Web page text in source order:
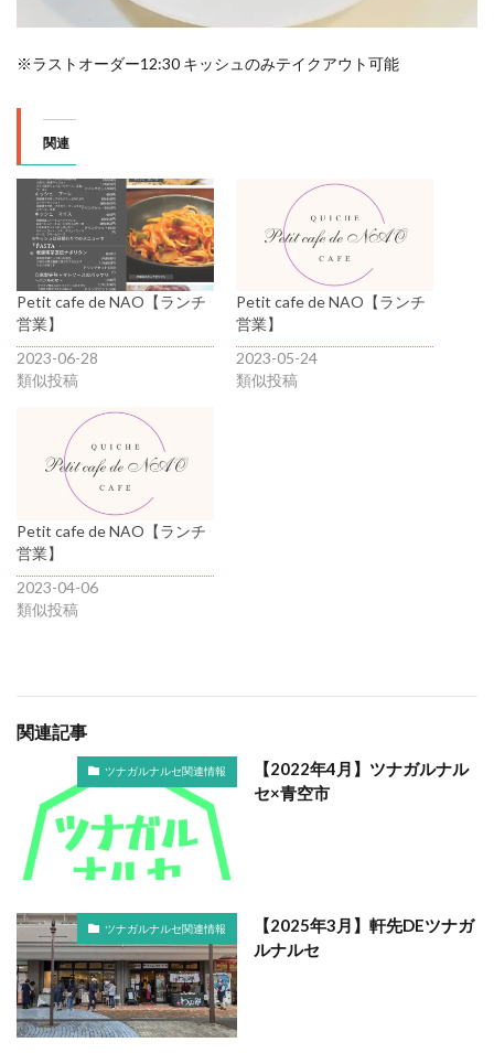
※ラストオーダー12:30 キッシュのみテイクアウト可能
関連
Petit cafe de NAO【ランチ
営業】
2023-06-28
類似投稿
Petit cafe de NAO【ランチ
営業】
2023-05-24
類似投稿
Petit cafe de NAO【ランチ
営業】
2023-04-06
類似投稿
関連記事
ツナガルナルセ関連情報
【2022年4月】ツナガルナル
セ×青空市
ツナガルナルセ関連情報
【2025年3月】軒先DEツナガ
ルナルセ